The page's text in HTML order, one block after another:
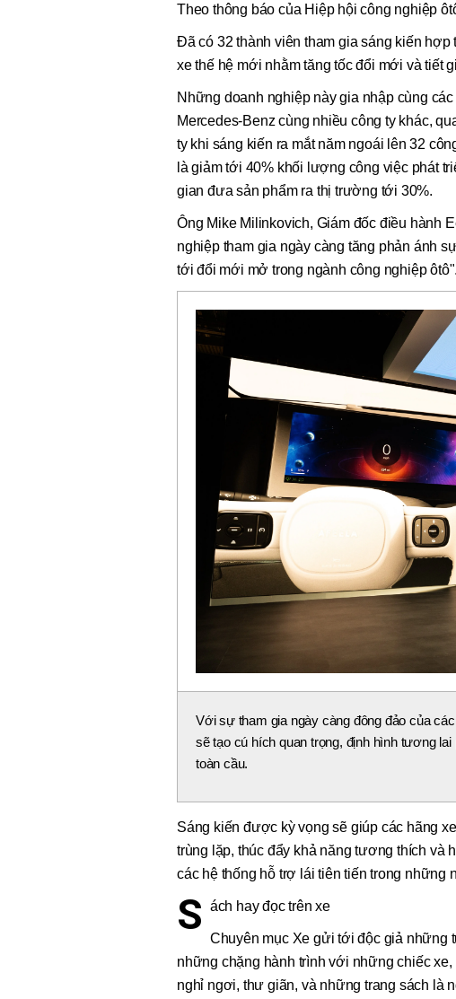
Theo thông báo của Hiệp hội công nghiệp
Đã có 32 thành viên tham gia sáng kiến
xe thế hệ mới nhằm tăng tốc đổi mới và tiết
Những doanh nghiệp này gia nhập cùng
Mercedes-Benz cùng nhiều công ty khác,
ty khi sáng kiến ra mắt năm ngoái lên 32
là giảm tới 40% khối lượng công việc phát
gian đưa sản phẩm ra thị trường tới 30%.
Ông Mike Milinkovich, Giám đốc điều hành
nghiệp tham gia ngày càng tăng phản ánh
tới đổi mới mở trong ngành công nghiệp ôtô".
Với sự tham gia ngày càng đông đảo của
sẽ tạo cú hích quan trọng, định hình tương
toàn cầu.
Sáng kiến được kỳ vọng sẽ giúp các hãng
trùng lặp, thúc đẩy khả năng tương thích và
các hệ thống hỗ trợ lái tiên tiến trong những
S ách hay đọc trên xe
Chuyên mục Xe gửi tới độc giả những
những chặng hành trình với những chiếc
nghỉ ngơi, thư giãn, và những trang sách là